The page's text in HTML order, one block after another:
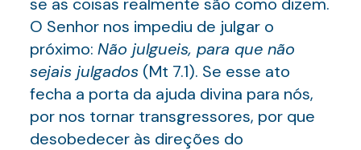
O Senhor nos impediu de julgar o
próximo: Não julgueis, para que não
sejais julgados(Mt 7.1). Se esse ato
fecha a porta da ajuda divina para nós,
por nos tornar transgressores, por que
desobedecer às direções do